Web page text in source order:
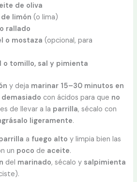
de oliva
limón (o lima)
rallado
o mostaza (opcional, para
o tomillo, sal y pimienta
y deja marinar 15–30 minutos en
con ácidos para que no
de llevar a la parrilla, sécalo con
ligeramente.
a fuego alto y limpia bien las
un poco de aceite.
del marinado, sécalo y salpimienta